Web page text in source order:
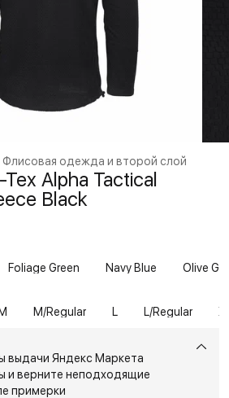
Флисовая одежда и второй слой
Alpha Tactical
Black
Foliage Green Navy Blue
Olive
M M/Regular L L/Regular
выдачи Яндекс Маркета
и верните неподходящие
примерки